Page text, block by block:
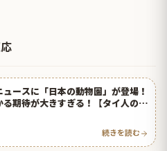
ースに「日本の動物園」が登場！
る期待が大きすぎる！【タイ人の反
続きを読む